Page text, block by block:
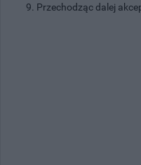
Przechodząc dalej